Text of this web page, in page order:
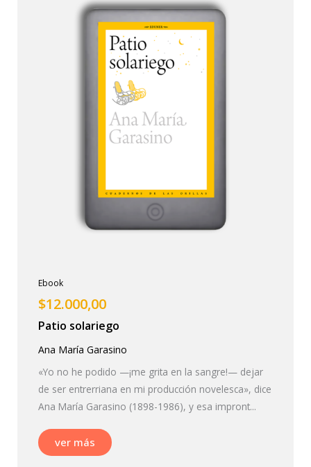
Ebook
$12.000,00
Patio solariego
Ana María Garasino
«Yo no he podido —¡me grita en la sangre!— dejar
de ser entrerriana en mi producción novelesca», dice
Ana María Garasino (1898-1986), y esa impront...
ver más